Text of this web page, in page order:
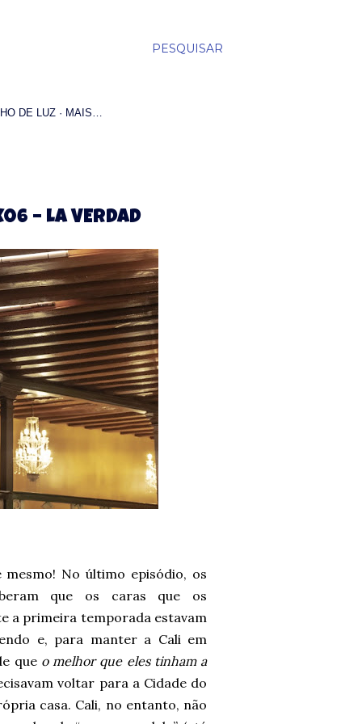
PESQUISAR
DE LUZ MAIS…
– LA VERDAD
mesmo! No último episódio, os
que os caras que os
a primeira temporada estavam
e, para manter a Cali em
que o melhor que eles tinham a
voltar para a Cidade do
casa. Cali, no entanto, não